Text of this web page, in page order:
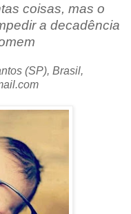
coisas, mas o
a decadência
(SP), Brasil,